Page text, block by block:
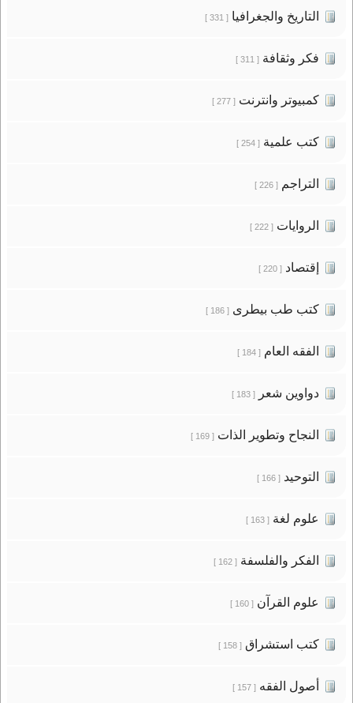
التاريخ والجغرافيا[ 331 ]
فكر وثقافة[ 311 ]
كمبيوتر وانترنت[ 277 ]
كتب علمية[ 254 ]
التراجم[ 226 ]
الروايات[ 222 ]
إقتصاد[ 220 ]
كتب طب بيطرى[ 186 ]
الفقه العام[ 184 ]
دواوين شعر[ 183 ]
النجاح وتطوير الذات[ 169 ]
التوحيد[ 166 ]
علوم لغة[ 163 ]
الفكر والفلسفة[ 162 ]
علوم القرآن[ 160 ]
كتب استشراق[ 158 ]
أصول الفقه[ 157 ]